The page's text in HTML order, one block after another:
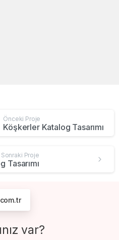
Önceki Proje
Köşkerler Katalog Tasarımı
Sonraki Proje
Tasarımı
var?